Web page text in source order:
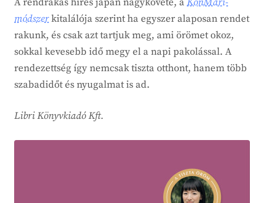
A rendrakás híres japán nagykövete, aKonMari-
módszerkitalálója szerint ha egyszer alaposan rendet
rakunk, és csak azt tartjuk meg, ami örömet okoz,
sokkal kevesebb idő megy el a napi pakolással. A
rendezettség így nemcsak tiszta otthont, hanem több
szabadidőt és nyugalmat is ad.
Libri Könyvkiadó Kft.